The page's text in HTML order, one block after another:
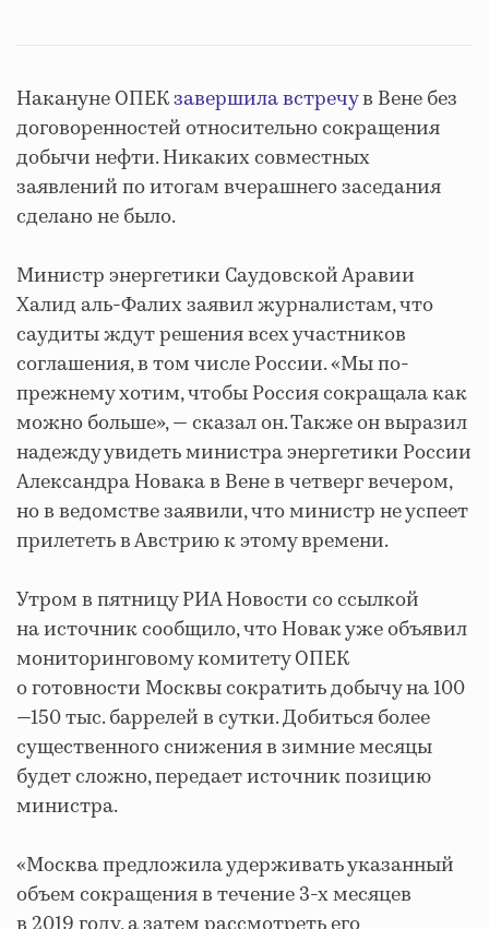
Накануне ОПЕКзавершила встречув Вене без
договоренностей относительно сокращения
добычи нефти. Никаких совместных
заявлений по итогам вчерашнего заседания
сделано не было.
Министр энергетики Саудовской Аравии
Халид аль-Фалих заявил журналистам, что
саудиты ждут решения всех участников
соглашения, в том числе России. «Мы по-
прежнему хотим, чтобы Россия сокращала как
можно больше», — сказал он. Также он выразил
надежду увидеть министра энергетики России
Александра Новака в Вене в четверг вечером,
но в ведомстве заявили, что министр не успеет
прилететь в Австрию к этому времени.
Утром в пятницу РИА Новости со ссылкой
на источник сообщило, что Новак уже объявил
мониторинговому комитету ОПЕК
о готовности Москвы сократить добычу на 100
—150 тыс. баррелей в сутки. Добиться более
существенного снижения в зимние месяцы
будет сложно, передает источник позицию
министра.
«Москва предложила удерживать указанный
объем сокращения в течение 3-х месяцев